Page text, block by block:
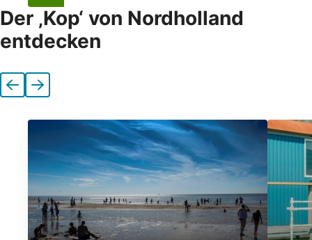
Der ‚Kop‘ von Nordholland
entdecken
VorherigeNächste